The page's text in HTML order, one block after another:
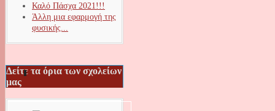
Καλό Πάσχα 2021!!!
Άλλη μια εφαρμογή της
φυσικής...
Δείτε τα όρια των σχολείων
μας